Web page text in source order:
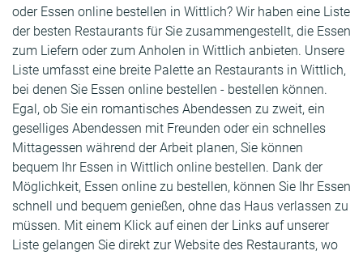
oder Essen online bestellen in Wittlich? Wir haben eine Liste
der besten Restaurants für Sie zusammengestellt, die Essen
zum Liefern oder zum Anholen in Wittlich anbieten. Unsere
Liste umfasst eine breite Palette an Restaurants in Wittlich,
bei denen Sie Essen online bestellen - bestellen können.
Egal, ob Sie ein romantisches Abendessen zu zweit, ein
geselliges Abendessen mit Freunden oder ein schnelles
Mittagessen während der Arbeit planen, Sie können
bequem Ihr Essen in Wittlich online bestellen. Dank der
Möglichkeit, Essen online zu bestellen, können Sie Ihr Essen
schnell und bequem genießen, ohne das Haus verlassen zu
müssen. Mit einem Klick auf einen der Links auf unserer
Liste gelangen Sie direkt zur Website des Restaurants, wo